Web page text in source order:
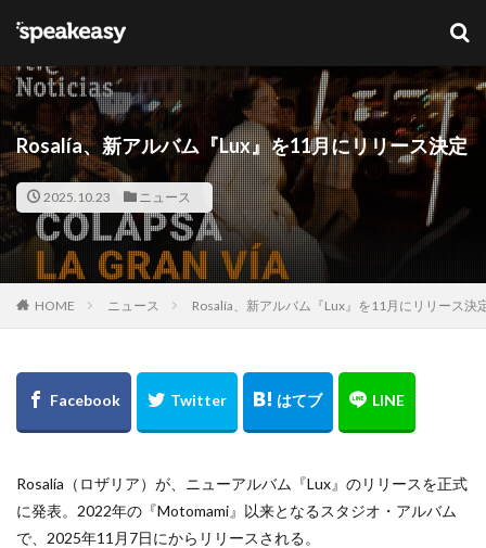
Rosalía、新アルバム『Lux』を11月にリリース決定
2025.10.23 ニュース
HOME ニュース Rosalía、新アルバム『Lux』を11月にリリース決
Rosalía（ロザリア）が、ニューアルバム『Lux』のリリースを正式
に発表。2022年の『Motomami』以来となるスタジオ・アルバム
で、2025年11月7日にからリリースされる。
カテゴリー
タグ
Lana Del Ray NFT ブリットアウォーズ
検索